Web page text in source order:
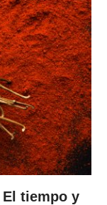
El tiempo y